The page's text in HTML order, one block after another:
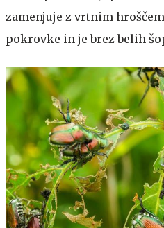
zamenjuje z vrtnim
pokrovke in je brez belih